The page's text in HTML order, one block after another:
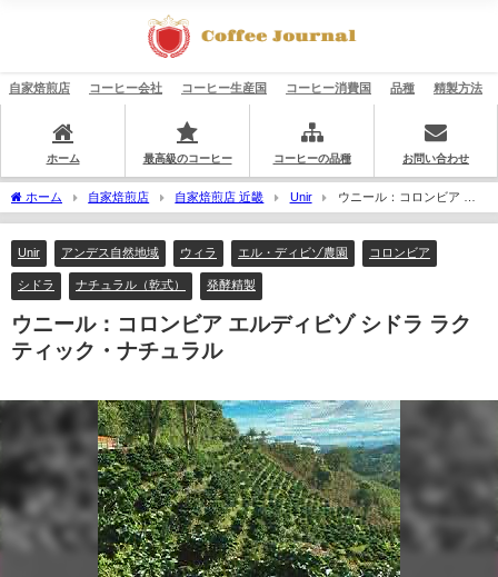
自家焙煎店 コーヒー会社 コーヒー生産国 コーヒー消費国 品種 精製方法
ホーム 最高級のコーヒー コーヒーの品種 お問い合わせ
ホーム 自家焙煎店 自家焙煎店 近畿 Unir
ウニール：コロンビア エ
ルディビゾ シドラ ラクティック・ナチュラル
Unir アンデス自然地域 ウィラ エル・ディビゾ農園 コロンビア
シドラ ナチュラル（乾式） 発酵精製
ウニール：コロンビア エルディビゾ シドラ ラク
ティック・ナチュラル